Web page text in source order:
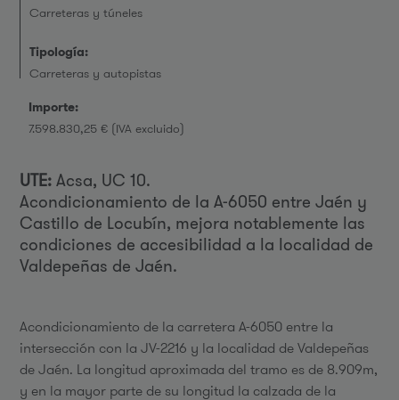
Carreteras y túneles
Tipología:
Carreteras y autopistas
Importe:
7.598.830,25 € (IVA excluido)
UTE: Acsa, UC 10.
Acondicionamiento de la A-6050 entre Jaén y
Castillo de Locubín, mejora notablemente las
condiciones de accesibilidad a la localidad de
Valdepeñas de Jaén.
Acondicionamiento de la carretera A-6050 entre la
intersección con la JV-2216 y la localidad de Valdepeñas
de Jaén. La longitud aproximada del tramo es de 8.909m,
y en la mayor parte de su longitud la calzada de la